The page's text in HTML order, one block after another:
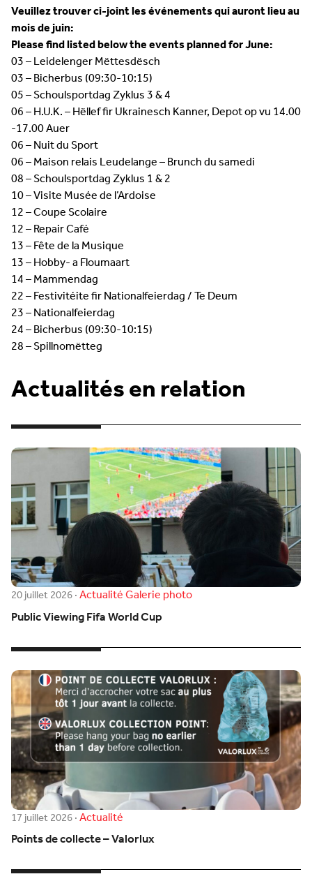
Veuillez trouver ci-joint les événements qui auront lieu au
mois de juin:
Please find listed below the events planned for June:
03 – Leidelenger Mëttesdësch
03 – Bicherbus (09:30-10:15)
05 – Schoulsportdag Zyklus 3 & 4
06 – H.U.K. – Hëllef fir Ukrainesch Kanner, Depot op vu 14.00
-17.00 Auer
06 – Nuit du Sport
06 – Maison relais Leudelange – Brunch du samedi
08 – Schoulsportdag Zyklus 1 & 2
10 – Visite Musée de l’Ardoise
12 – Coupe Scolaire
12 – Repair Café
13 – Fête de la Musique
13 – Hobby- a Floumaart
14 – Mammendag
22 – Festivitéite fir Nationalfeierdag / Te Deum
23 – Nationalfeierdag
24 – Bicherbus (09:30-10:15)
28 – Spillnomëtteg
Actualités en relation
20 juillet 2026·ActualitéGalerie photo
Public Viewing Fifa World Cup
17 juillet 2026·Actualité
Points de collecte – Valorlux